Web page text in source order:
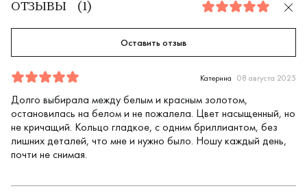
ОТЗЫВЫ ( 1) 5.0
Оставить отзыв
Отзыв
1
5.0
5 Катерина 08 августа 2025
Долго выбирала между белым и красным золотом,
остановилась на белом и не пожалела. Цвет насыщенный, но
не кричащий. Кольцо гладкое, с одним бриллиантом, без
лишних деталей, что мне и нужно было. Ношу каждый день,
почти не снимая.